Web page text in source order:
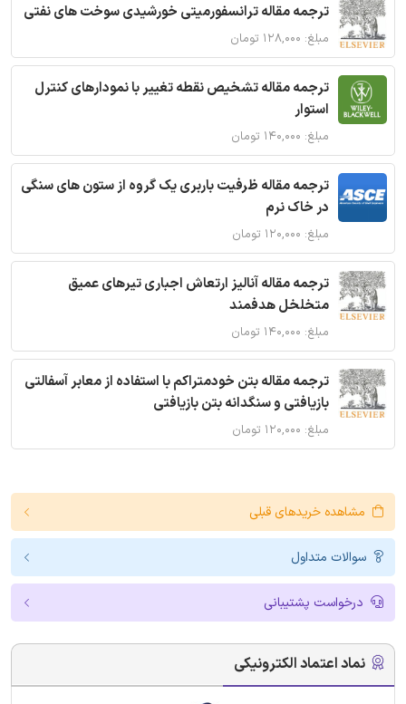
ترجمه مقاله ترانسفورمیتی خورشیدی سوخت های نفتی
مبلغ: ۱۲۸,۰۰۰ تومان
ترجمه مقاله تشخیص نقطه تغییر با نمودارهای کنترل
استوار
مبلغ: ۱۴۰,۰۰۰ تومان
ترجمه مقاله ظرفیت باربری یک گروه از ستون های سنگی
در خاک نرم
مبلغ: ۱۲۰,۰۰۰ تومان
ترجمه مقاله آنالیز ارتعاش اجباری تیرهای عمیق
متخلخل هدفمند
مبلغ: ۱۴۰,۰۰۰ تومان
ترجمه مقاله بتن خودمتراکم با استفاده از معابر آسفالتی
بازیافتی و سنگدانه بتن بازیافتی
مبلغ: ۱۲۰,۰۰۰ تومان
مشاهده خریدهای قبلی
سوالات متداول
درخواست پشتیبانی
نماد اعتماد الکترونیکی